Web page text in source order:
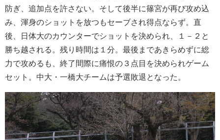
防ぎ、追加点を許さない。そして後半に篠宮が再び攻め込
み、渾身のショットを放つもセーブされ得点ならず。直
後、日体大のカウンターでショットを決められ、１－２と
勝ち越される。残り時間は１分。最後まであきらめずに総
力で攻めるも、終了間際に痛恨の３点目を決められゲーム
セット。中大・一橋大チームは予選敗退となった。